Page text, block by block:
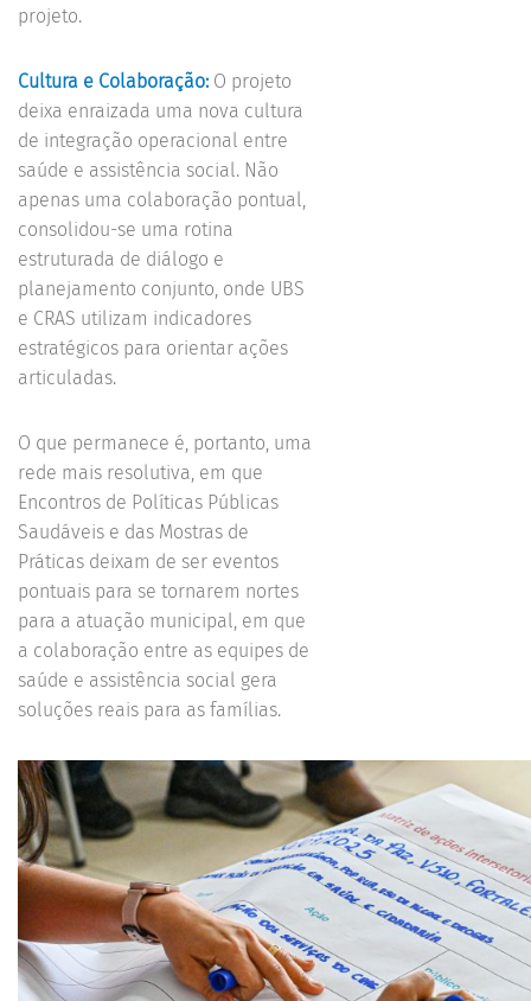
projeto.
Cultura e Colaboração: O projeto
deixa enraizada uma nova cultura
de integração operacional entre
saúde e assistência social. Não
apenas uma colaboração pontual,
consolidou-se uma rotina
estruturada de diálogo e
planejamento conjunto, onde UBS
e CRAS utilizam indicadores
estratégicos para orientar ações
articuladas.
O que permanece é, portanto, uma
rede mais resolutiva, em que
Encontros de Políticas Públicas
Saudáveis e das Mostras de
Práticas deixam de ser eventos
pontuais para se tornarem nortes
para a atuação municipal, em que
a colaboração entre as equipes de
saúde e assistência social gera
soluções reais para as famílias.